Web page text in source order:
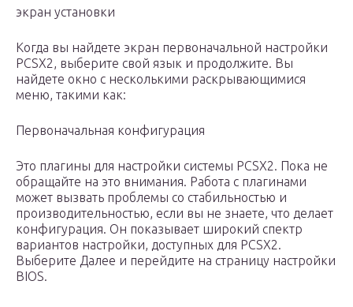
экран установки
Когда вы найдете экран первоначальной настройки
PCSX2, выберите свой язык и продолжите. Вы
найдете окно с несколькими раскрывающимися
меню, такими как:
Первоначальная конфигурация
Это плагины для настройки системы PCSX2. Пока не
обращайте на это внимания. Работа с плагинами
может вызвать проблемы со стабильностью и
производительностью, если вы не знаете, что делает
конфигурация. Он показывает широкий спектр
вариантов настройки, доступных для PCSX2.
Выберите Далее и перейдите на страницу настройки
BIOS.